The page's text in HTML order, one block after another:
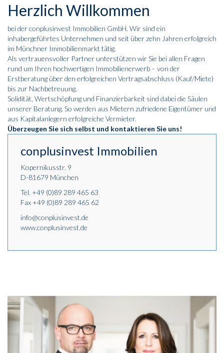
Herzlich Willkommen
bei der conplusinvest Immobilien GmbH. Wir sind ein
inhabergeführtes Unternehmen und seit über zehn Jahren erfolgreich
im Münchner Immobilienmarkt tätig.
Als vertrauensvoller Partner unterstützen wir Sie bei allen Fragen
rund um Ihren hochwertigen Immobilienerwerb – von der
Erstberatung über den erfolgreichen Vertragsabschluss (Kauf/Miete)
bis zur Nachbetreuung.
Solidität, Wertschöpfung und Finanzierbarkeit sind dabei die Säulen
unserer Beratung. So werden aus Mietern zufriedene Eigentümer und
aus Kapitalanlegern erfolgreiche Vermieter.
Überzeugen Sie sich selbst und kontaktieren Sie uns!
conplusinvest Immobilien
Kopernikusstr. 9
D-81679 München
Tel. +49 (0)89 289 465 63
Fax +49 (0)89 289 465 62
info@conplusinvest.de
www.conplusinvest.de
VERKAUFT – Objekt M41-Studentenappartements
München (82 Wohnungen)
(inkl. Einbauküche) ausgestattet. Das Smart-Living
Konzept begeistert Menschen in jedem Alter. Ob
hochwertiger Einba..